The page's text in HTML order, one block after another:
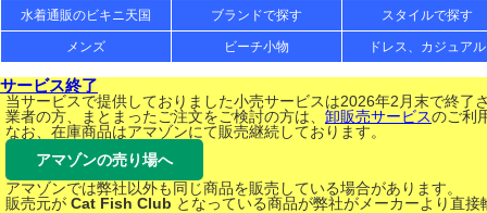
水着通販のビキニ天国 ブランドで探す スタイルで探す
メンズ ビーチ小物 ドレス、カジュアル
サービス終了
当サービスで提供しておりました小売サービスは2026年2月末で終了
業者の方、まとまったご注文をご検討の方は、 卸販売サービスのご利
なお、在庫商品はアマゾンにて販売継続しております。
アマゾンの売り場へ
アマゾンでは弊社以外も同じ商品を販売している場合があります。
販売元が Cat Fish Club となっている商品が弊社がメーカーより直